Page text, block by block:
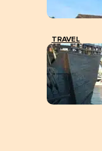
TRAVEL